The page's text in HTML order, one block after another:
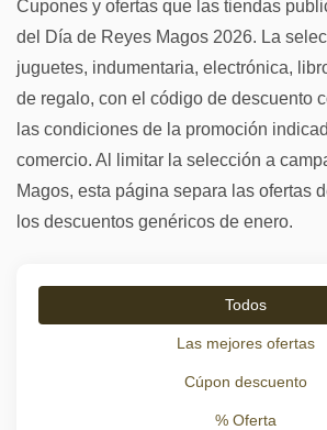
Cupones y ofertas que las tiendas
del Día de Reyes Magos 2026. La
juguetes, indumentaria, electrónica,
de regalo, con el código de descuento
las condiciones de la promoción
comercio. Al limitar la selección a
Magos, esta página separa las ofertas
los descuentos genéricos de enero.
Todos
Las mejores ofertas
Cúpon descuento
% Oferta